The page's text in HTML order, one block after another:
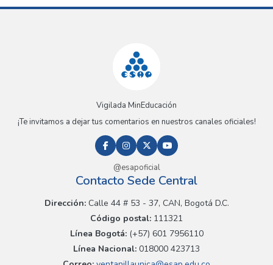
Vigilada MinEducación
¡Te invitamos a dejar tus comentarios en nuestros canales oficiales!
@esapoficial
Contacto Sede Central
Dirección:Calle 44 # 53 - 37, CAN, Bogotá D.C.
Código postal: 111321
Línea Bogotá:(+57) 601 7956110
Línea Nacional: 018000 423713